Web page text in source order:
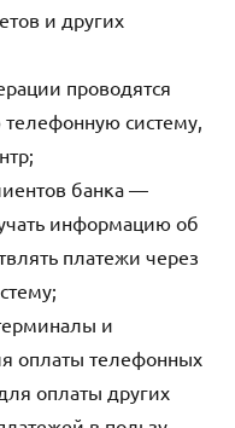
и других
проводятся
систему,
банка —
информацию об
платежи через
и
оплаты телефонных
оплаты других